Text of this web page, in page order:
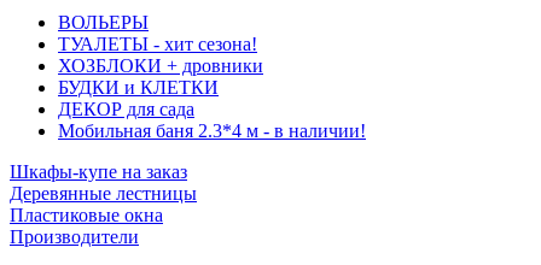
ВОЛЬЕРЫ
ТУАЛЕТЫ - хит сезона!
ХОЗБЛОКИ + дровники
БУДКИ и КЛЕТКИ
ДЕКОР для сада
Мобильная баня 2.3*4 м - в наличии!
Шкафы-купе на заказ
Деревянные лестницы
Пластиковые окна
Производители